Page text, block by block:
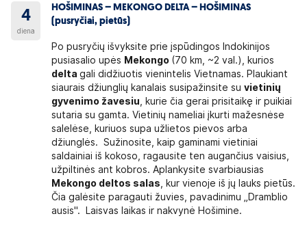
4
diena
HOŠIMINAS – MEKONGO DELTA – HOŠIMINAS
(pusryčiai, pietūs)
Po pusryčių išvyksite prie įspūdingos Indokinijos
pusiasalio upės Mekongo (70 km, ~2 val.), kurios
deltagali didžiuotis vienintelis Vietnamas. Plaukiant
siaurais džiunglių kanalais susipažinsite suvietinių
gyvenimo žavesiu , kurie čia gerai prisitaikę ir puikiai
sutaria su gamta. Vietinių nameliai įkurti mažesnėse
salelėse, kuriuos supa užlietos pievos arba
džiunglės. Sužinosite, kaip gaminami vietiniai
saldainiai iš kokoso, ragausite ten augančius vaisius,
užpiltinės ant kobros. Aplankysite svarbiausias
Mekongo deltos salas , kur vienoje iš jų lauks pietūs.
Čia galėsite paragauti žuvies, pavadinimu „Dramblio
ausis". Laisvas laikas ir nakvynė Hošimine.